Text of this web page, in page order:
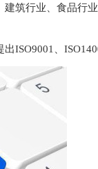
筑行业、食品行
、